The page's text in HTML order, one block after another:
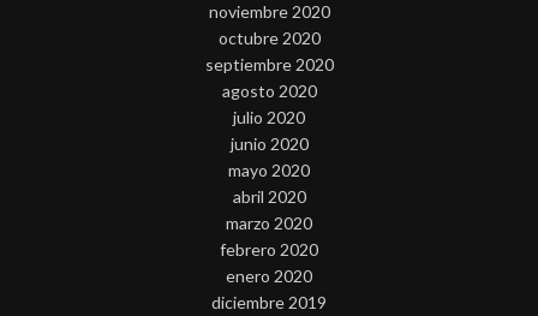
noviembre 2020
octubre 2020
septiembre 2020
agosto 2020
julio 2020
junio 2020
mayo 2020
abril 2020
marzo 2020
febrero 2020
enero 2020
diciembre 2019